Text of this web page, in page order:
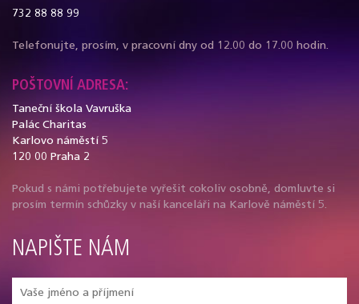
732 88 88 99
Telefonujte, prosím, v pracovní dny od 12.00 do 17.00 hodin.
POŠTOVNÍ ADRESA:
Taneční škola Vavruška
Palác Charitas
Karlovo náměstí 5
120 00 Praha 2
Pokud s námi potřebujete vyřešit cokoliv osobně, domluvte si
prosím termín schůzky v naší kanceláři na Karlově náměstí 5.
NAPIŠTE NÁM